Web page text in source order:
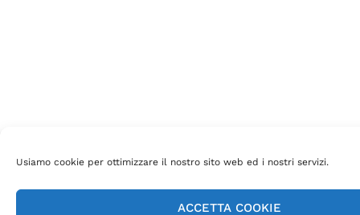
Usiamo cookie per ottimizzare il nostro sito web ed i nostri servizi.
ACCETTA COOKIE